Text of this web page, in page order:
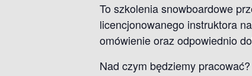
To szkolenia snowboardowe
licencjonowanego instruktora
omówienie oraz odpowiednio
Nad czym będziemy pracować?